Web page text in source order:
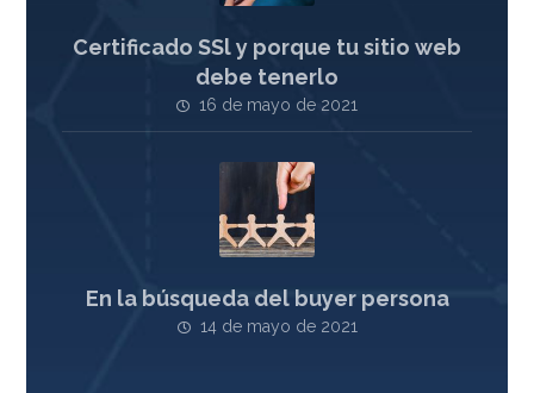
Certificado SSl y porque tu sitio web
debe tenerlo
16 de mayo de 2021
En la búsqueda del buyer persona
14 de mayo de 2021